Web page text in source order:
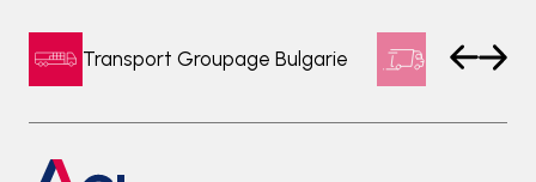
Transport Groupage Bulgarie